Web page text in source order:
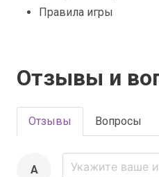
Правила игры
Отзывы и
Отзывы Вопросы
A